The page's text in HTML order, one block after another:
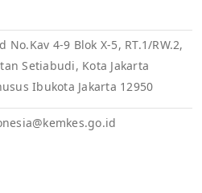
No.Kav 4-9 Blok X-5, RT.1/RW.2,
Setiabudi, Kota Jakarta
Ibukota Jakarta 12950